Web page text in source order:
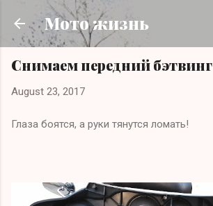
Мото жизнь
Снимаем передний бэтвинг
August 23, 2017
Глаза боятся, а руки тянутся ломать!